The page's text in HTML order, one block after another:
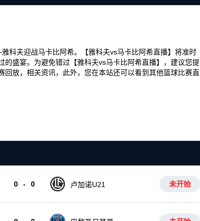
夫迎战马卡比阿希。【雅科夫vs马卡比阿希直播】将准时
盛宴。为避免错过【雅科夫vs马卡比阿希直播】，建议您提
放，相关资讯，此外，您在本站还可以看到其他篮球比赛直
0 - 0 卢加诺U21 未开始